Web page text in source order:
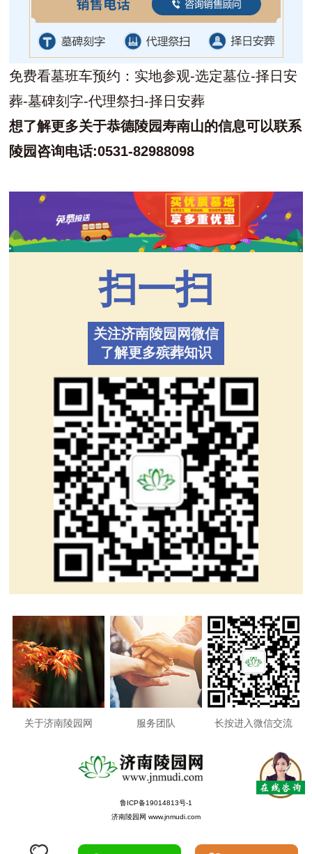
免费看墓班车预约：实地参观-选定墓位-择日安
葬-墓碑刻字-代理祭扫-择日安葬
想了解更多关于恭德陵园寿南山的信息可以联系
陵园咨询电话:0531-82988098
扫一扫
关注济南陵园网微信
了解更多殡葬知识
关于济南陵园网 服务团队 长按进入微信交流
鲁ICP备19014813号-1
济南陵园网 www.jnmudi.com